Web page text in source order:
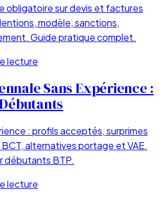
obligatoire sur devis et factures
modèle, sanctions,
Guide pratique complet.
lecture
Sans Expérience :
: profils acceptés, surprimes
BCT, alternatives portage et VAE.
débutants BTP.
lecture